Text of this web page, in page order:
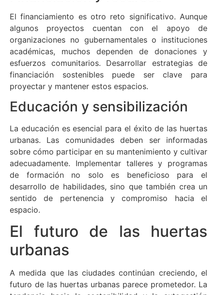
El financiamiento es otro reto significativo. Aunque
algunos proyectos cuentan con el apoyo de
organizaciones no gubernamentales o instituciones
académicas, muchos dependen de donaciones y
esfuerzos comunitarios. Desarrollar estrategias de
financiación sostenibles puede ser clave para
proyectar y mantener estos espacios.
Educación y sensibilización
La educación es esencial para el éxito de las huertas
urbanas. Las comunidades deben ser informadas
sobre cómo participar en su mantenimiento y cultivar
adecuadamente. Implementar talleres y programas
de formación no solo es beneficioso para el
desarrollo de habilidades, sino que también crea un
sentido de pertenencia y compromiso hacia el
espacio.
El futuro de las huertas
urbanas
A medida que las ciudades continúan creciendo, el
futuro de las huertas urbanas parece prometedor. La